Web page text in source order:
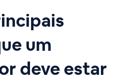
um
deve estar